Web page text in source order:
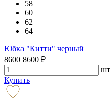
58
60
62
64
Юбка "Китти" черный
8600 8600 ₽
шт
Купить